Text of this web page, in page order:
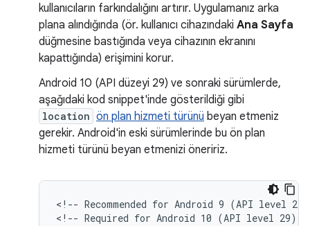
kullanıcıların farkındalığını artırır. Uygulamanız arka
plana alındığında (ör. kullanıcı cihazındaki Ana Sayfa
düğmesine bastığında veya cihazının ekranını
kapattığında) erişimini korur.
Android 10 (API düzeyi 29) ve sonraki sürümlerde,
aşağıdaki kod snippet'inde gösterildiği gibi
location ön plan hizmeti türünü beyan etmeniz
gerekir. Android'in eski sürümlerinde bu ön plan
hizmeti türünü beyan etmenizi öneririz.
<!-- Recommended for Android 9 (API level 28)
<!-- Required for Android 10 (API level 29)